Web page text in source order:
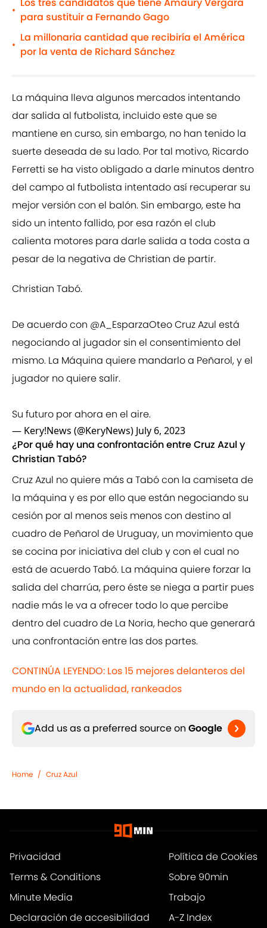
•
Los tres candidatos que tiene Amaury Vergara
para sustituir a Fernando Gago
•
La millonaria cantidad que recibiría el América
por la venta de Richard Sánchez
La máquina lleva algunos mercados intentando
dar salida al futbolista, incluido este que se
mantiene en curso, sin embargo, no han tenido la
suerte deseada de su lado. Por tal motivo, Ricardo
Ferretti se ha visto obligado a darle minutos dentro
del campo al futbolista intentado así recuperar su
mejor versión con el balón. Sin embargo, este ha
sido un intento fallido, por esa razón el club
calienta motores para darle salida a toda costa a
pesar de la negativa de Christian de partir.
Christian Tabó.
De acuerdo con @A_EsparzaOteoCruz Azul está
negociando al jugador sin el consentimiento del
mismo. La Máquina quiere mandarlo a Peñarol, y el
jugador no quiere salir.
Su futuro por ahora en el aire.
— Kery!News (@KeryNews) July 6, 2023
¿Por qué hay una confrontación entre Cruz Azul y
Christian Tabó?
Cruz Azul no quiere más a Tabó con la camiseta de
la máquina y es por ello que están negociando su
cesión por al menos seis menos con destino al
cuadro de Peñarol de Uruguay, un movimiento que
se cocina por iniciativa del club y con el cual no
está de acuerdo Tabó. La máquina quiere forzar la
salida del charrúa, pero éste se niega a partir pues
nadie más le va a ofrecer todo lo que percibe
dentro del cuadro de La Noria, hecho que generará
una confrontación entre las dos partes.
CONTINÚA LEYENDO: Los 15 mejores delanteros del
mundo en la actualidad, rankeados
Add us as a preferred source on Google
Home / Cruz Azul
Privacidad
Política de Cookies
Terms & Conditions
Sobre 90min
Minute Media
Trabajo
Declaración de accesibilidad
A-Z Index